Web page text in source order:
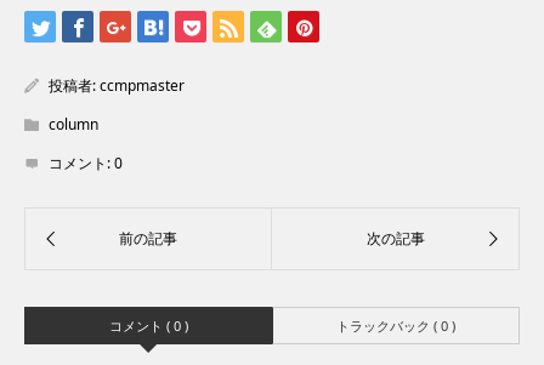
投稿者:ccmpmaster
column
コメント:0
コメント ( 0 ) トラックバック ( 0 )